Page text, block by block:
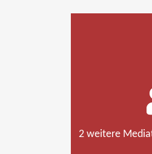
2 weitere